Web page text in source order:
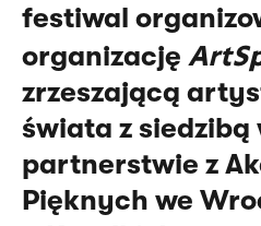
festiwal
organizację
zrzeszającą
świata z siedzibą
partnerstwie z
Pięknych we